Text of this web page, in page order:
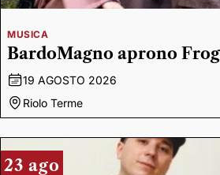
MUSICA
BardoMagno aprono
19 AGOSTO 2026
Riolo Terme
23 ago